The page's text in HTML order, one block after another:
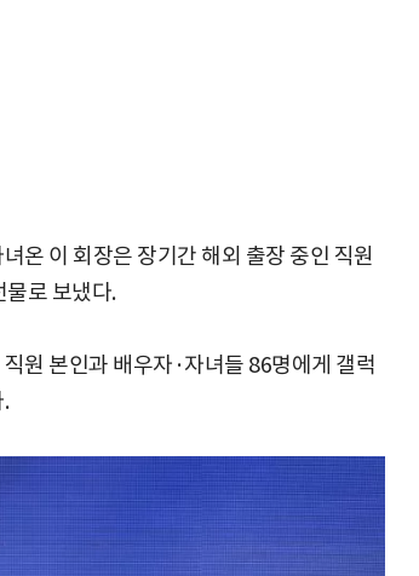
온 이 회장은 장기간 해외 출장 중인 직원
물로 보냈다.
원 본인과 배우자·자녀들 86명에게 갤럭